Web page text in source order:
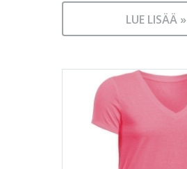
LUE LISÄÄ »